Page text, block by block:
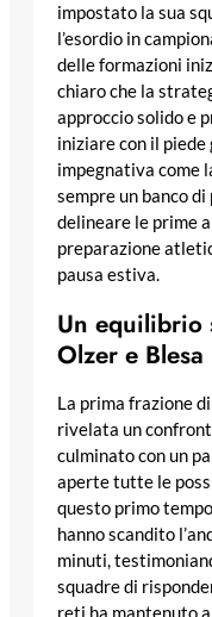
impostato la sua
l’esordio in
delle formazioni
chiaro che la
approccio solido e
iniziare con il
impegnativa come
sempre un banco
delineare le prime
preparazione
pausa estiva.
Un equilibrio
Olzer e Blesa
La prima frazione
rivelata un
culminato con un
aperte tutte le
questo primo
hanno scandito
minuti,
squadre di
reti ha mantenuto